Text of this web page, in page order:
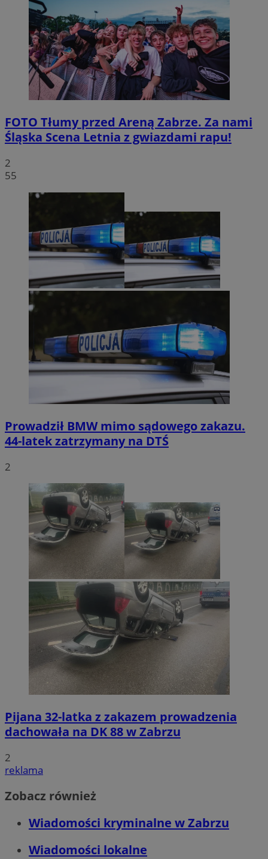
FOTO Tłumy przed Areną Zabrze. Za nami
Śląska Scena Letnia z gwiazdami rapu!
2
55
Prowadził BMW mimo sądowego zakazu.
44-latek zatrzymany na DTŚ
2
Pijana 32-latka z zakazem prowadzenia
dachowała na DK 88 w Zabrzu
2
reklama
Zobacz również
Wiadomości kryminalne w Zabrzu
Wiadomości lokalne